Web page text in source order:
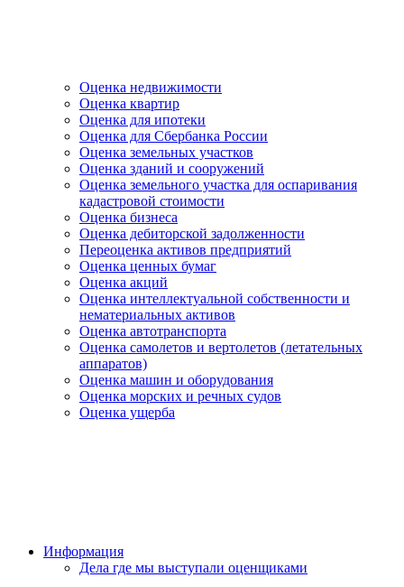
Оценка недвижимости
Оценка квартир
Оценка для ипотеки
Оценка для Сбербанка России
Оценка земельных участков
Оценка зданий и сооружений
Оценка земельного участка для оспаривания
кадастровой стоимости
Оценка бизнеса
Оценка дебиторской задолженности
Переоценка активов предприятий
Оценка ценных бумаг
Оценка акций
Оценка интеллектуальной собственности и
нематериальных активов
Оценка автотранспорта
Оценка самолетов и вертолетов (летательных
аппаратов)
Оценка машин и оборудования
Оценка морских и речных судов
Оценка ущерба
Информация
Дела где мы выступали оценщиками